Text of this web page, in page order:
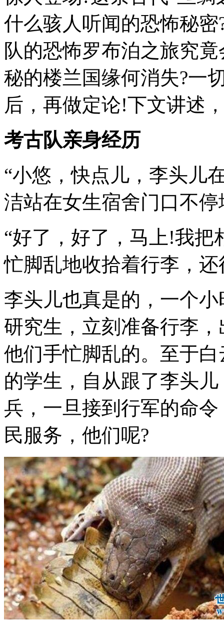
什么骇人听闻的恐怖秘
队的恐怖罗布泊之旅究
秘的楼兰国缘何消失?一
后，再做定论!下文讲述
考古队亲身经历
“小悠，快点儿，李头儿
洁站在女生宿舍门口不
“好了，好了，马上!我
忙脚乱地收拾着行李，
李头儿也真是的，一个
研究生，立刻准备行李
他们手忙脚乱的。至于
的学生，自从跟了李头
兵，一旦接到行军的命
民服务，他们呢?